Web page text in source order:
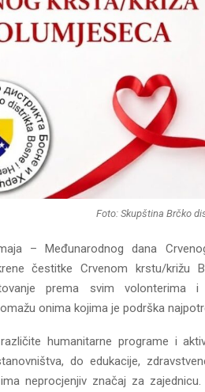
Foto: Skupština Brčko
– Međunarodnog dana
čestitke Crvenom krstu/križu
prema svim volonterima i
onima kojima je podrška
humanitarne programe i
do edukacije,
neprocjenjiv značaj za